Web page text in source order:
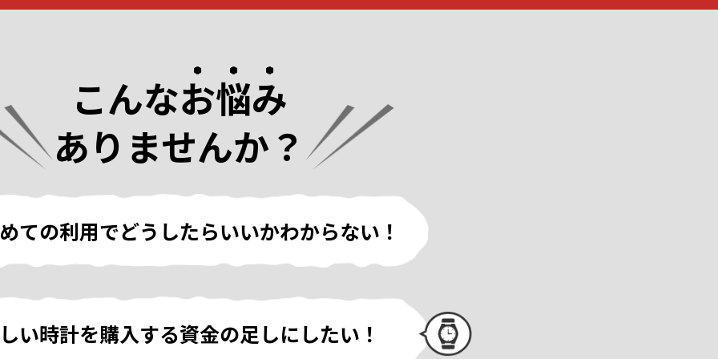
こんなお悩み
ありませんか？
ての利用でどうしたらいいかわからない！
い時計を購入する資金の足しにしたい！